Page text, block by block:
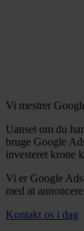
Vi mestrer
Uanset om du
bruge Google
investeret krone
Vi er Google
med at
Kontakt os i dag